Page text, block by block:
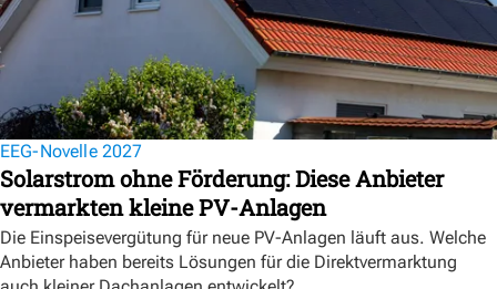
EEG-Novelle 2027
Solarstrom ohne Förderung: Diese Anbieter
vermarkten kleine PV-Anlagen
Die Einspeisevergütung für neue PV-Anlagen läuft aus. Welche
Anbieter haben bereits Lösungen für die Direktvermarktung